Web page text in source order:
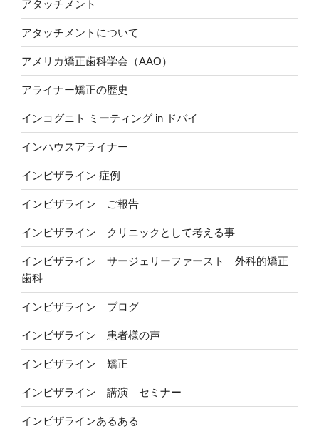
アタッチメント
アタッチメントについて
アメリカ矯正歯科学会（AAO）
アライナー矯正の歴史
インコグニト ミーティング in ドバイ
インハウスアライナー
インビザライン 症例
インビザライン ご報告
インビザライン クリニックとして考える事
インビザライン サージェリーファースト 外科的矯正
歯科
インビザライン ブログ
インビザライン 患者様の声
インビザライン 矯正
インビザライン 講演 セミナー
インビザラインあるある